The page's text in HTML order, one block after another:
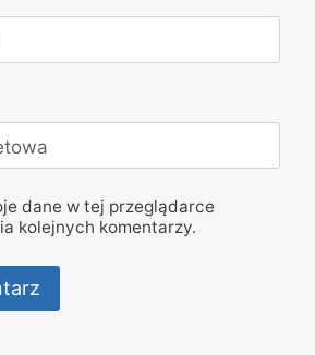
dane w tej przeglądarce
kolejnych komentarzy.